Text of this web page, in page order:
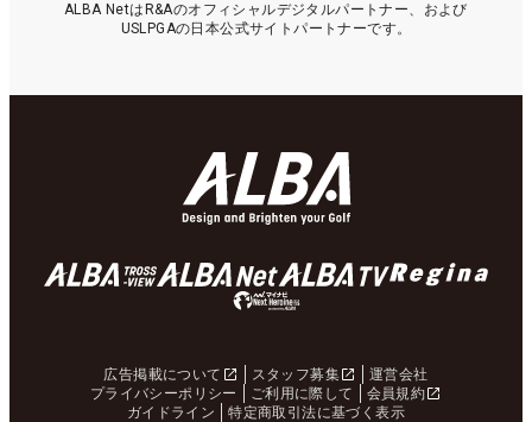
ALBA NetはR&Aのオフィシャルデジタルパートナー、および
USLPGAの日本公式サイトパートナーです。
広告掲載について スタッフ募集
運営会社
プライバシーポリシー
ご利用に際して
会員規約
ガイドライン
特定商取引法に基づく表示